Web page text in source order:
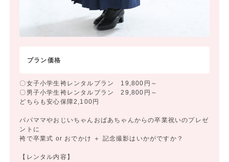
プラン価格
〇女子小学生袴レンタルプラン 19,800円～
〇男子小学生袴レンタルプラン 29,800円～
どちらも安心保障2,100円
パパママやおじいちゃんおばあちゃんからの卒業祝いのプレゼ
ントに
袴で卒業式 or おでかけ ＋ 記念撮影はいかがですか？
【レンタル内容】